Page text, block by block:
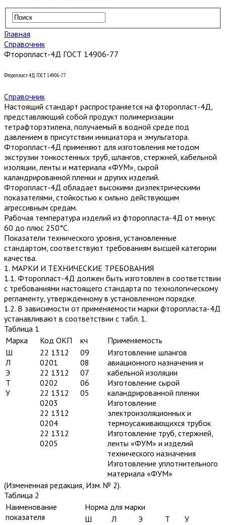
Главная
Справочник
Фторопласт-4Д ГОСТ 14906-77
Фторопласт-4Д ГОСТ 14906-77
Справочник
Настоящий стандарт распространяется на фторопласт-4Д,
представляющий собой продукт полимеризации
тетрафторэтилена, получаемый в водной среде под
давлением в присутствии инициатора и эмульгатора.
Фторопласт-4Д применяют для изготовления методом
экструзии тонкостенных труб, шлангов, стержней, кабельной
изоляции, ленты и материала «ФУМ», сырой
каландрированной пленки и других изделий.
Фторопласт-4Д обладает высокими диэлектрическими
показателями, стойкостью к сильно действующим
агрессивным средам.
Рабочая температура изделий из фторопласта-4Д от минус
60 до плюс 250°С.
Показатели технического уровня, установленные
стандартом, соответствуют требованиям высшей категории
качества.
1. МАРКИ И ТЕХНИЧЕСКИЕ ТРЕБОВАНИЯ
1.1. Фторопласт-4Д должен быть изготовлен в соответствии
с требованиями настоящего стандарта по технологическому
регламенту, утвержденному в установленном порядке.
1.2. В зависимости от применяемости марки фторопласта-4Д
устанавливают в соответствии с табл. 1.
Таблица 1
Марка
Код ОКП кч
Применяемость
Ш
Л
Э
Т
У
22 1312
0201
22 1312
0202
22 1312
0203
22 1312
0204
22 1312
0205
09
08
07
06
05
Изготовление шлангов
авиационного назначения и
кабельной изоляции
Изготовление сырой
каландрированной пленки
Изготовление
электроизоляционных и
термоусаживающихся трубок
Изготовление труб, стержней,
ленты «ФУМ» и изделий
технического назначения
Изготовление уплотнительного
материала «ФУМ»
(Измененная редакция, Изм. № 2).
Таблица 2
Наименование
показателя
Норма для марки
Ш
Л Э Т
У